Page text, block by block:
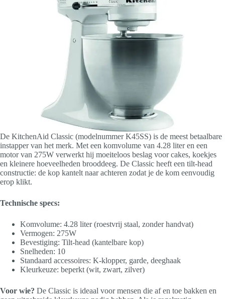
De KitchenAid Classic (modelnummer K45SS) is de meest betaalbare
instapper van het merk. Met een komvolume van 4.28 liter en een
motor van 275W verwerkt hij moeiteloos beslag voor cakes, koekjes
en kleinere hoeveelheden brooddeeg. De Classic heeft een tilt-head
constructie: de kop kantelt naar achteren zodat je de kom eenvoudig
erop klikt.
Technische specs:
Komvolume: 4.28 liter (roestvrij staal, zonder handvat)
Vermogen: 275W
Bevestiging: Tilt-head (kantelbare kop)
Snelheden: 10
Standaard accessoires: K-klopper, garde, deeghaak
Kleurkeuze: beperkt (wit, zwart, zilver)
Voor wie? De Classic is ideaal voor mensen die af en toe bakken en